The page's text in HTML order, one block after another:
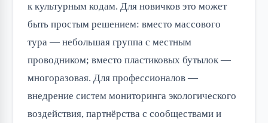
к культурным кодам. Для новичков это может
быть простым решением: вместо массового
тура — небольшая группа с местным
проводником; вместо пластиковых бутылок —
многоразовая. Для профессионалов —
внедрение систем мониторинга экологического
воздействия, партнёрства с сообществами и